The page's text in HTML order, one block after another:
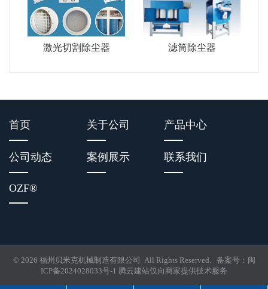
激光切割除尘器 滤筒除尘器
首页 关于公司 产品中心
公司动态 案例展示 联系我们
OZF®
© 2026 福州贝米克机械制造有限公司 All Rights Reserved. 备案号： 闽
ICP备2024028033号-1 腾云建站仅向商家提供技术服务